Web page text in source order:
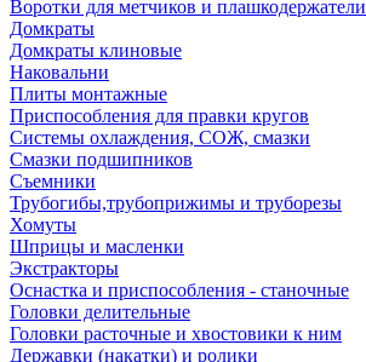
Воротки для метчиков и плашкодержатели
Домкраты
Домкраты клиновые
Наковальни
Плиты монтажные
Приспособления для правки кругов
Системы охлаждения, СОЖ, смазки
Смазки подшипников
Съемники
Трубогибы,трубоприжимы и труборезы
Хомуты
Шприцы и масленки
Экстракторы
Оснастка и приспособления - станочные
Головки делительные
Головки расточные и хвостовики к ним
Державки (накатки) и ролики